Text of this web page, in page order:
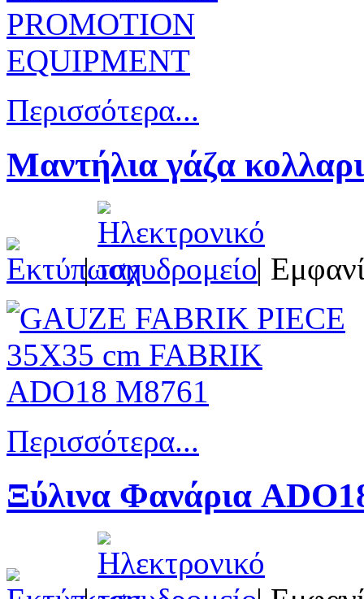
Περισσότερα...
Μαντήλια γάζα
| |
Περισσότερα...
Ξύλινα Φανάρια